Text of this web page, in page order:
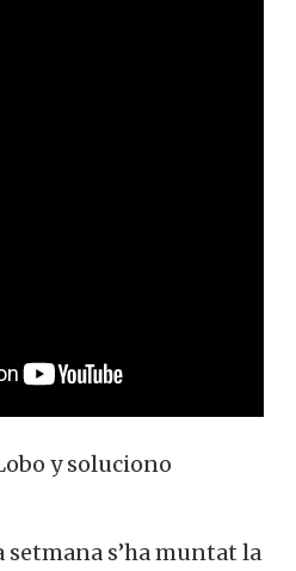
y soluciono
setmana s’ha muntat la